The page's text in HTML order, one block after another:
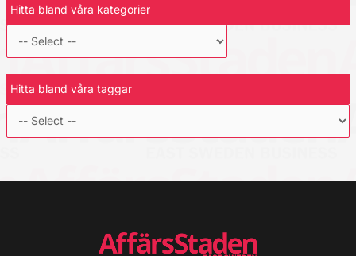
Hitta bland våra kategorier
Hitta bland våra taggar